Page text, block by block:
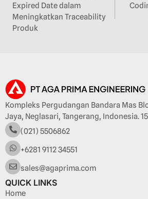
Expired Date dalam
Meningkatkan Traceability
Produk
Kompleks Pergudangan Bandara Mas
Jaya, Neglasari, Tangerang, Indonesia.
(021) 5506862
+6281 9112 34551
sales@agaprima.com
QUICK LINKS
Home